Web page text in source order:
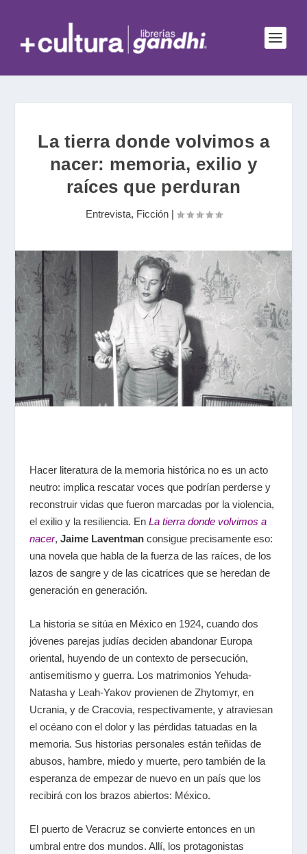
La tierra donde volvimos a
nacer: memoria, exilio y
raíces que perduran
Entrevista, Ficción|
Hacer literatura de la memoria histórica no es un acto
neutro: implica rescatar voces que podrían perderse y
reconstruir vidas que fueron marcadas por la violencia,
el exilio y la resiliencia. En La tierra donde volvimos a
nacer, Jaime Laventmanconsigue precisamente eso:
una novela que habla de la fuerza de las raíces, de los
lazos de sangre y de las cicatrices que se heredan de
generación en generación.
La historia se sitúa en México en 1924, cuando dos
jóvenes parejas judías deciden abandonar Europa
oriental, huyendo de un contexto de persecución,
antisemitismo y guerra. Los matrimonios Yehuda-
Natasha y Leah-Yakov provienen de Zhytomyr, en
Ucrania, y de Cracovia, respectivamente, y atraviesan
el océano con el dolor y las pérdidas tatuadas en la
memoria. Sus historias personales están teñidas de
abusos, hambre, miedo y muerte, pero también de la
esperanza de empezar de nuevo en un país que los
recibirá con los brazos abiertos: México.
El puerto de Veracruz se convierte entonces en un
umbral entre dos mundos. Allí, los protagonistas